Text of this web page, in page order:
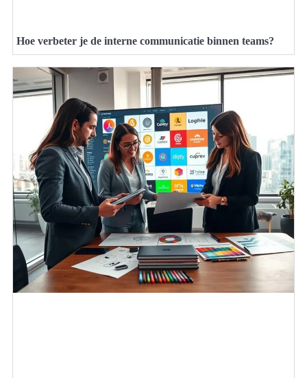
Hoe verbeter je de interne communicatie binnen teams?